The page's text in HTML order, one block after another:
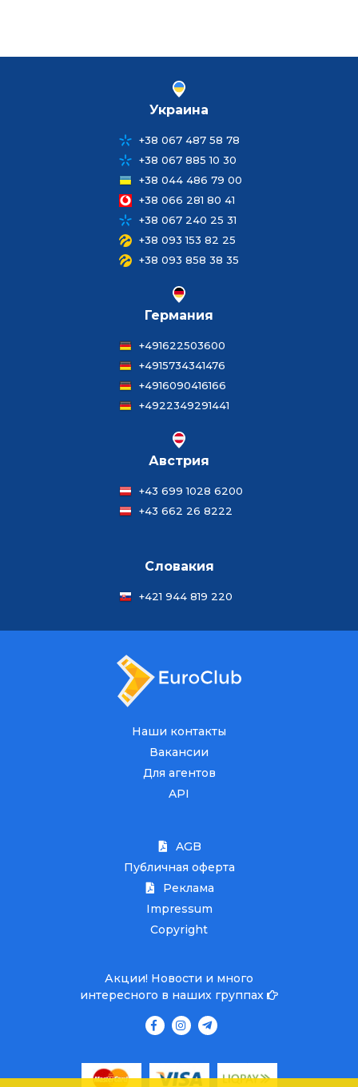
Украина
+38 067 487 58 78
+38 067 885 10 30
+38 044 486 79 00
+38 066 281 80 41
+38 067 240 25 31
+38 093 153 82 25
+38 093 858 38 35
Германия
+491622503600
+4915734341476
+4916090416166
+4922349291441
Австрия
+43 699 1028 6200
+43 662 26 8222
Словакия
+421 944 819 220
Наши контакты
Вакансии
Для агентов
API
AGB
Публичная оферта
Реклама
Impressum
Copyright
Акции! Новости и много
интересного в наших группах